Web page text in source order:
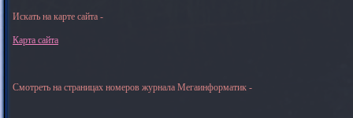
Искать на карте сайта -
Карта сайта
Смотреть на страницах номеров журнала Мегаинформатик -